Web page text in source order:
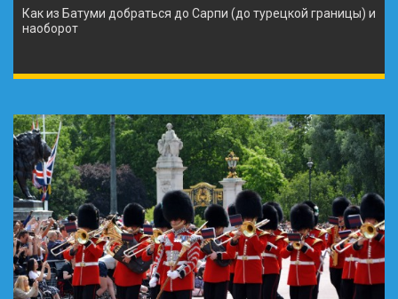
Как из Батуми добраться до Сарпи (до турецкой границы) и
наоборот